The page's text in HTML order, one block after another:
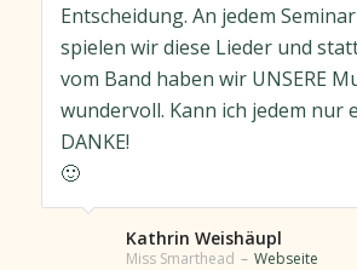
Entscheidung. An jedem
spielen wir diese Lieder und
vom Band haben wir UNSERE
wundervoll. Kann ich jedem nur
DANKE!
🙂
Kathrin Weishäupl
Miss Smarthead – Webseite